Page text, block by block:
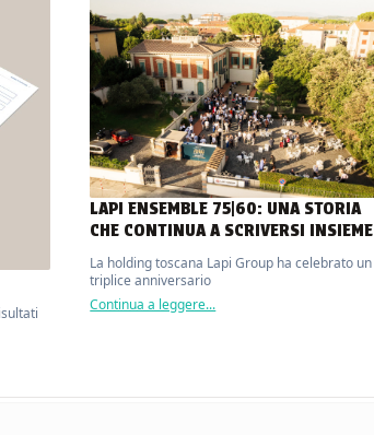
LAPI ENSEMBLE 75|60: UNA STORIA
CHE CONTINUA A SCRIVERSI INSIEME
La holding toscana Lapi Group ha celebrato un
triplice anniversario
Continua a leggere...